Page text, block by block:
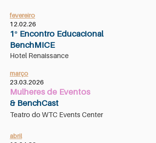
fevereiro
12.02.26
1º Encontro Educacional
BenchMICE
Hotel Renaissance
março
23.03.2026
Mulheres de Eventos
& BenchCast
Teatro do WTC Events Center
abril